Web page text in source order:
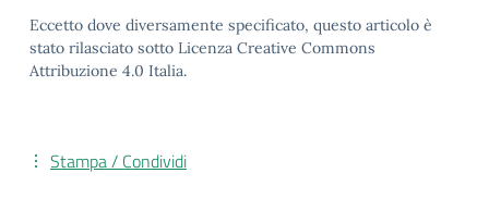
Eccetto dove diversamente specificato, questo articolo è
stato rilasciato sotto Licenza Creative Commons
Attribuzione 4.0 Italia.
Stampa / Condividi